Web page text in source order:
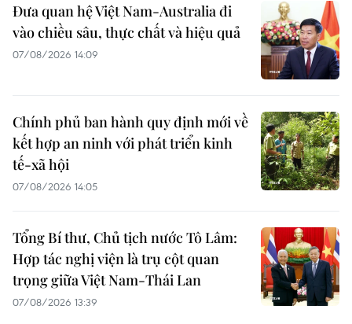
Đưa quan hệ Việt Nam-Australia đi
vào chiều sâu, thực chất và hiệu quả
07/08/2026 14:09
Chính phủ ban hành quy định mới về
kết hợp an ninh với phát triển kinh
tế-xã hội
07/08/2026 14:05
Tổng Bí thư, Chủ tịch nước Tô Lâm:
Hợp tác nghị viện là trụ cột quan
trọng giữa Việt Nam-Thái Lan
07/08/2026 13:39